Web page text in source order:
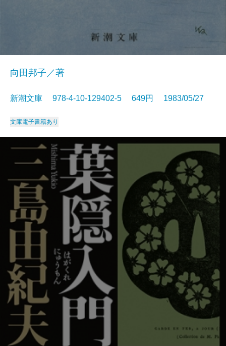
向田邦子／著
新潮文庫 978-4-10-129402-5 649円 1983/05/27
文庫電子書籍あり